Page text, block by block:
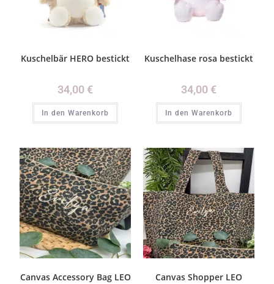
Kuschelbär HERO bestickt
34,00 €
In den Warenkorb
Kuschelhase rosa bestickt
34,00 €
In den Warenkorb
Canvas Accessory Bag LEO Canvas Shopper LEO